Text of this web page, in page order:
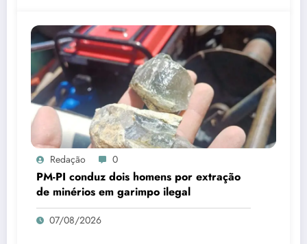
Redação 0
PM-PI conduz dois homens por extração
de minérios em garimpo ilegal
07/08/2026